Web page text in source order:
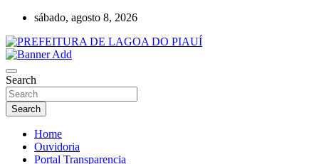
Skip
content
sábado, agosto 8, 2026
PREFEITURA DE LAGOA DO PIAUÍ
Search
Search
Home
Ouvidoria
Portal Transparencia